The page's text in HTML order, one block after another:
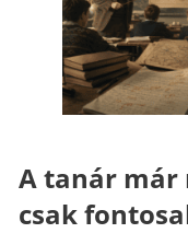
A tanár már
csak